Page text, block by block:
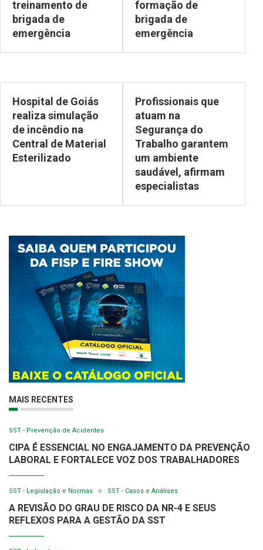
treinamento de
brigada de
emergência
formação de
brigada de
emergência
Hospital de Goiás
realiza simulação
de incêndio na
Central de Material
Esterilizado
Profissionais que
atuam na
Segurança do
Trabalho garantem
um ambiente
saudável, afirmam
especialistas
MAIS RECENTES
SST - Prevenção de Acidentes
CIPA É ESSENCIAL NO ENGAJAMENTO DA PREVENÇÃO
LABORAL E FORTALECE VOZ DOS TRABALHADORES
SST - Legislação e Normas SST - Casos e Análises
A REVISÃO DO GRAU DE RISCO DA NR-4 E SEUS
REFLEXOS PARA A GESTÃO DA SST